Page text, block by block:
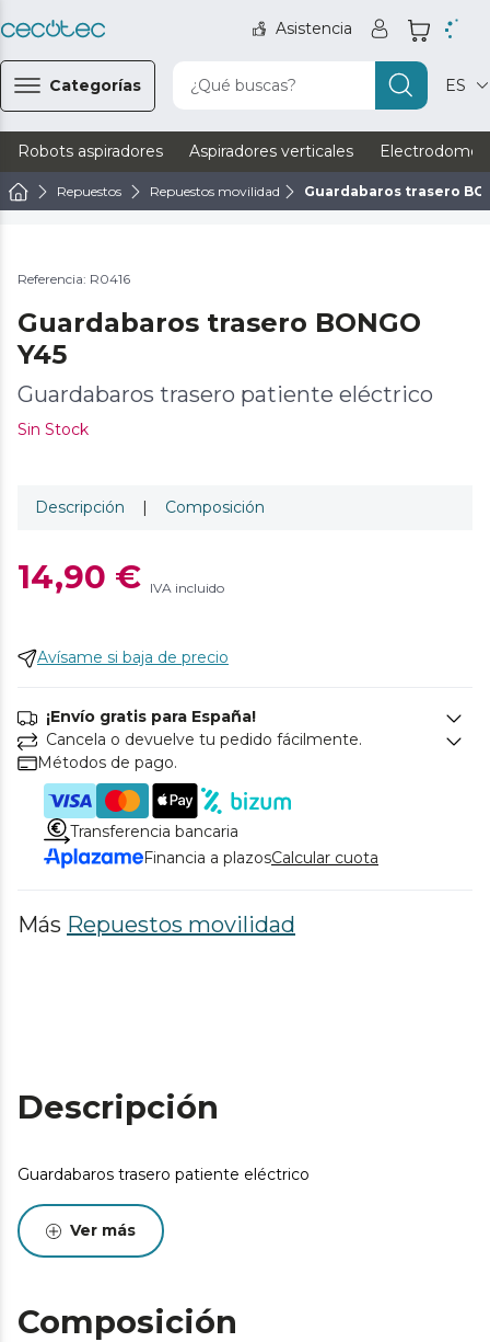
Asistencia
Categorías ¿Qué buscas? ES
Robots aspiradores Aspiradores verticales
Repuestos Repuestos movilidad Guardabaros trasero
Referencia: R0416
Guardabaros trasero BONGO
Y45
Guardabaros trasero patiente eléctrico
Sin Stock
Descripción | Composición
14,90 € IVA incluido
Avísame si baja de precio
¡Envío gratis para España!
Cancela o devuelve tu pedido fácilmente.
Métodos de pago.
Transferencia bancaria
Financia a plazosCalcular cuota
Más Repuestos movilidad
Descripción
Guardabaros trasero patiente eléctrico
Ver más
Composición